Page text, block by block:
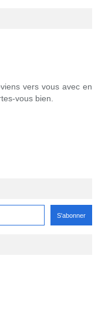
vers vous avec en
vous bien.